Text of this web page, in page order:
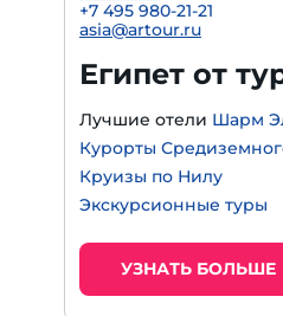
+7 495 980-21-21
asia@artour.ru
Египет от
Лучшие отели Шарм
Курорты
Круизы по Нилу
Экскурсионные туры
УЗНАТЬ БОЛЬШЕ